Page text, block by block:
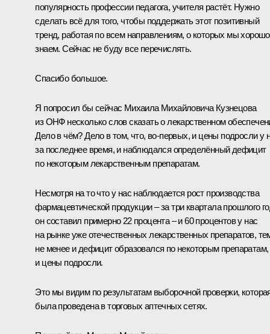
популярность профессии педагога, учителя растёт. Нужно
сделать всё для того, чтобы поддержать этот позитивный
тренд, работая по всем направлениям, о которых мы хорошо
знаем. Сейчас не буду все перечислять.
Спасибо большое.
Я попросил бы сейчас Михаила Михайловича Кузнецова
из ОНФ несколько слов сказать о лекарственном
Дело в чём? Дело в том, что, во-первых, и цены подросли у
за последнее время, и наблюдался определённый дефицит
по некоторым лекарственным препаратам.
Несмотря на то что у нас наблюдается рост производства
фармацевтической продукции – за три квартала прошлого
он составил примерно 22 процента – и 60 процентов у нас
на рынке уже отечественных лекарственных препаратов,
не менее и дефицит образовался по некоторым препаратам,
и цены подросли.
Это мы видим по результатам выборочной проверки,
была проведена в торговых аптечных сетях.